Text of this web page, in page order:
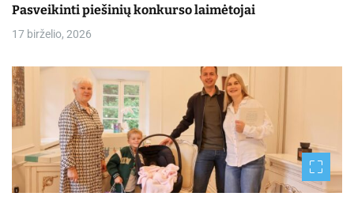
Pasveikinti piešinių konkurso laimėtojai
17 birželio, 2026